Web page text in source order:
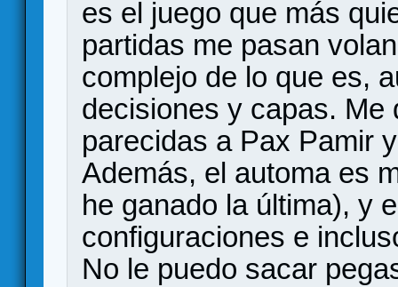
es el juego que más
partidas me pasan
complejo de lo que es,
decisiones y capas. Me
parecidas a Pax Pamir
Además, el automa es
he ganado la última), y
configuraciones e
No le puedo sacar